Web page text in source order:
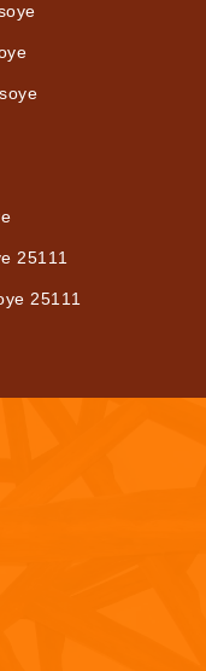
25111
25111